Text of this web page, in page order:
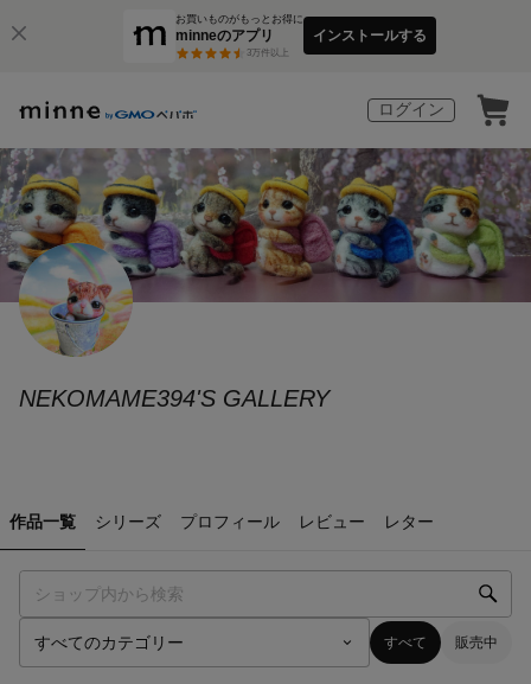
お買いものがもっとお得に
minneのアプリ
3万件以上
インストールする
ログイン
NEKOMAME394'S GALLERY
作品一覧 シリーズ プロフィール レビュー レター
すべて 販売中